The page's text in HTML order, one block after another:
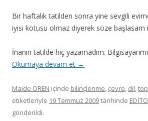
Bir haftalık tatilden sonra yine sevgili
iyisi kötüsü olmaz diyerek söze başlasam
İnanın tatilde hiç yazamadım.
Okumaya devam et →
Maide ÖREN içinde bilinçlenme, çevre, dil,
etiketleriyle 19 Temmuz 2009tarihinde
gönderildi.